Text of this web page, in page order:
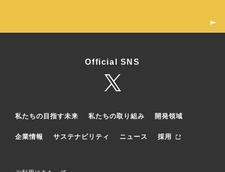
Official SNS
私たちの目指す未来 私たちの取り組み 開発領域
企業情報 サステナビリティ ニュース 採用